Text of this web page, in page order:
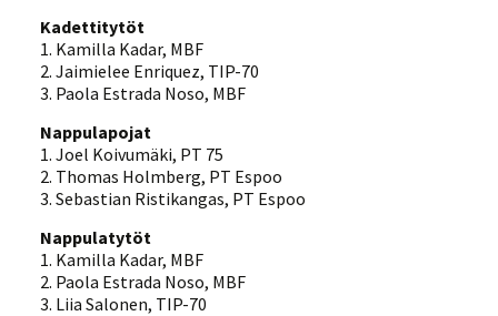
Kadettitytöt
1. Kamilla Kadar, MBF
2. Jaimielee Enriquez, TIP-70
3. Paola Estrada Noso, MBF
Nappulapojat
1. Joel Koivumäki, PT 75
2. Thomas Holmberg, PT Espoo
3. Sebastian Ristikangas, PT Espoo
Nappulatytöt
1. Kamilla Kadar, MBF
2. Paola Estrada Noso, MBF
3. Liia Salonen, TIP-70